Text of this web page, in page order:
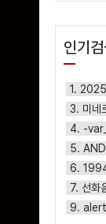
인기
1. 2025
3. 미네
4. -
5. AND
6.
7. 선화
9.